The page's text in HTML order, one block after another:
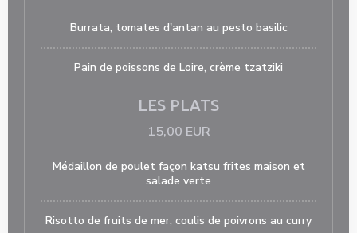
Burrata, tomates d'antan au pesto basilic
Pain de poissons de Loire, crème tzatziki
LES PLATS
15,00 EUR
Médaillon de poulet façon katsu frites maison et
salade verte
Risotto de fruits de mer, coulis de poivrons au curry